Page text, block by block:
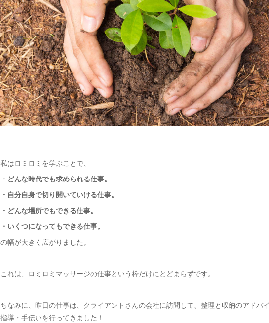
私はロミロミを学ぶことで、
・どんな時代でも求められる仕事。
・自分自身で切り開いていける仕事。
・どんな場所でもできる仕事。
・いくつになってもできる仕事。
の幅が大きく広がりました。
これは、ロミロミマッサージの仕事という枠だけにとどまらずです。
ちなみに、昨日の仕事は、クライアントさんの会社に訪問して、整理と収納のアドバ
指導・手伝いを行ってきました！